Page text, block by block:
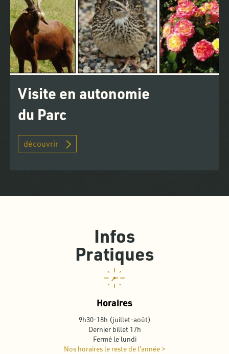
Visite en autonomie
du Parc
découvrir
Infos
Pratiques
Horaires
9h30-18h (juillet-août)
Dernier billet 17h
Fermé le lundi
Nos horaires le reste de l'année >